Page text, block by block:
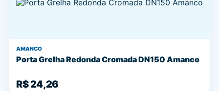
AMANCO
Porta Grelha Redonda Cromada DN150 Amanco
R$ 24,26